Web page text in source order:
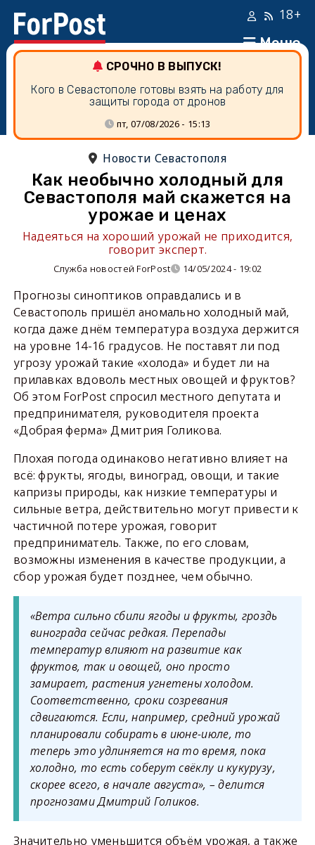
Меню
18+
СРОЧНО В ВЫПУСК!
Кого в Севастополе готовы взять на работу для
защиты города от дронов
пт, 07/08/2026 - 15:13
Новости Севастополя
Как необычно холодный для
Севастополя май скажется на
урожае и ценах
Надеяться на хороший урожай не приходится,
говорит эксперт.
Служба новостей ForPost 14/05/2024 - 19:02
Прогнозы синоптиков оправдались и в
Севастополь пришёл аномально холодный май,
когда даже днём температура воздуха держится
на уровне 14-16 градусов. Не поставят ли под
угрозу урожай такие «холода» и будет ли на
прилавках вдоволь местных овощей и фруктов?
Об этом ForPost спросил местного депутата и
предпринимателя, руководителя проекта
«Добрая ферма» Дмитрия Голикова.
Плохая погода одинаково негативно влияет на
всё: фрукты, ягоды, виноград, овощи, и такие
капризы природы, как низкие температуры и
сильные ветра, действительно могут привести к
частичной потере урожая, говорит
предприниматель. Также, по его словам,
возможны изменения в качестве продукции, а
сбор урожая будет позднее, чем обычно.
«Ветра сильно сбили ягоды и фрукты, гроздь
винограда сейчас редкая. Перепады
температур влияют на развитие как
фруктов, так и овощей, оно просто
замирает, растения угнетены холодом.
Соответственно, сроки созревания
сдвигаются. Если, например, средний урожай
планировали собирать в июне-июле, то
теперь это удлиняется на то время, пока
холодно, то есть соберут свёклу и кукурузу,
скорее всего, в начале августа», – делится
прогнозами Дмитрий Голиков.
Значительно уменьшится объём урожая, а также